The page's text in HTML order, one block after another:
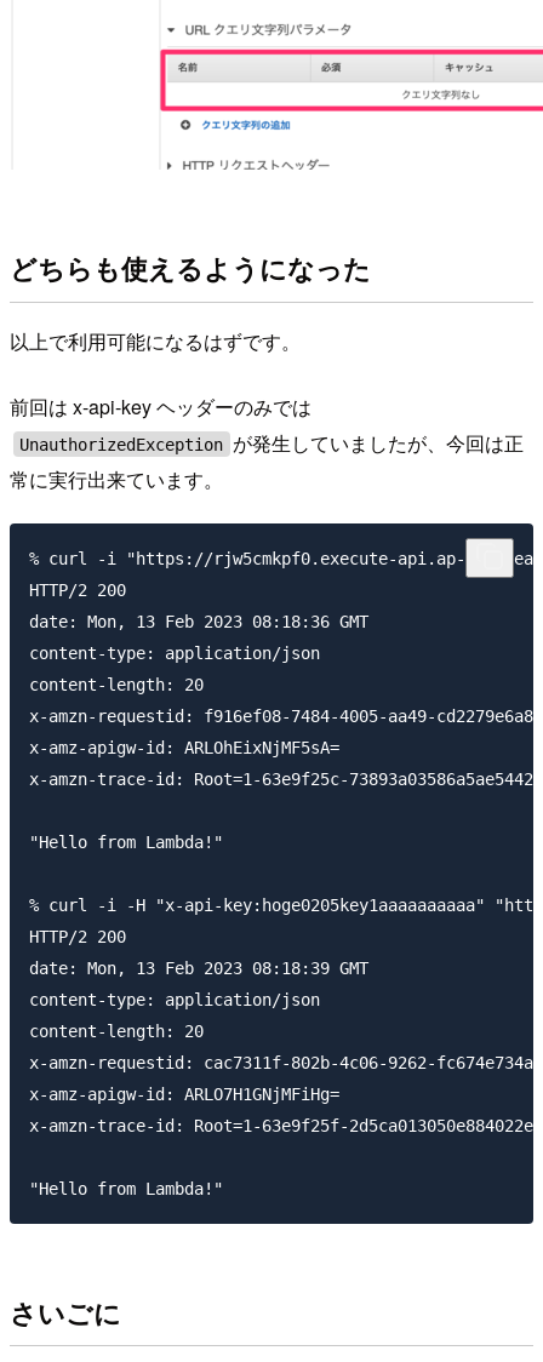
どちらも使えるようになった
以上で利用可能になるはずです。
前回は x-api-key ヘッダーのみでは
UnauthorizedException が発生していましたが、今回は正
常に実行出来ています。
% curl -i "https://rjw5cmkpf0.execute-api.ap-northeast-
HTTP/2 200
date: Mon, 13 Feb 2023 08:18:36 GMT
content-type: application/json
content-length: 20
x-amzn-requestid: f916ef08-7484-4005-aa49-
x-amz-apigw-id: ARLOhEixNjMF5sA=
x-amzn-trace-id: Root=1-63e9f25c-
"Hello from Lambda!"
% curl -i -H "x-api-key:hoge0205key1aaaaaaaaaa"
HTTP/2 200
date: Mon, 13 Feb 2023 08:18:39 GMT
content-type: application/json
content-length: 20
x-amzn-requestid: cac7311f-802b-4c06-9262-
x-amz-apigw-id: ARLO7H1GNjMFiHg=
x-amzn-trace-id: Root=1-63e9f25f-
さいごに